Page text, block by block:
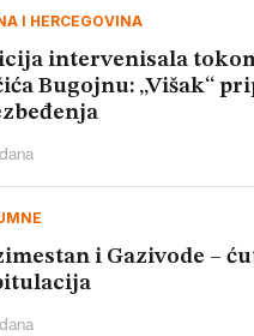
I HERCEGOVINA
intervenisala
Bugojnu: „Višak“
dana
i Gazivode –
dana